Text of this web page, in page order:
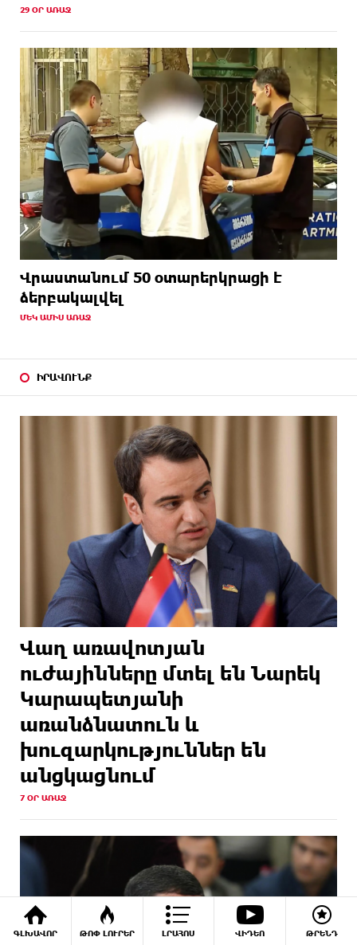
ԳԼԽԱՎՈՐ ԹՈՓ ԼՈՒՐԵՐ ԼՐԱՀՈՍ ՎԻԴԵՈ ԹՐԵՆԴ
29 ՕՐ ԱՌԱՋ
Վրաստանում 50 օտարերկրացի է
ձերբակալվել
ՄԵԿ ԱՄԻՍ ԱՌԱՋ
ԻՐԱՎՈՒՆՔ
Վաղ առավոտյան
ուժայինները մտել են Նարեկ
Կարապետյանի
առանձնատուն և
խուզարկություններ են
անցկացնում
7 ՕՐ ԱՌԱՋ